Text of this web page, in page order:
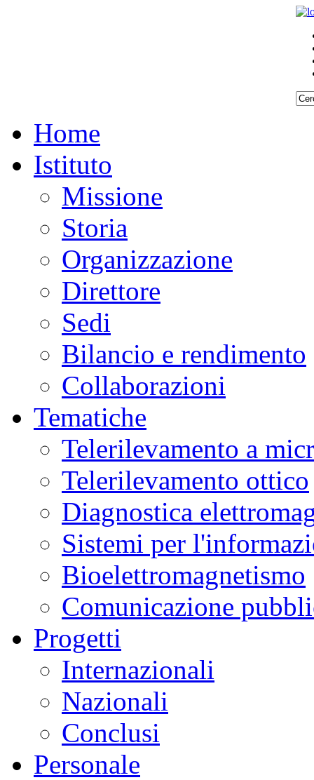
Home
Istituto
Missione
Storia
Organizzazione
Direttore
Sedi
Bilancio e rendimento
Collaborazioni
Tematiche
Telerilevamento a
Telerilevamento ottico
Diagnostica
Sistemi per
Bioelettromagnetismo
Comunicazione
Progetti
Internazionali
Nazionali
Conclusi
Personale